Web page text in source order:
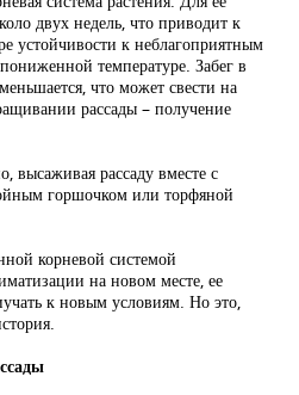
двух недель, что приводит к
устойчивости к неблагоприятным
температуре. Забег в
что может свести на
рассады – получение
высаживая рассаду вместе с
горшочком или торфяной
корневой системой
на новом месте, ее
к новым условиям. Но это,